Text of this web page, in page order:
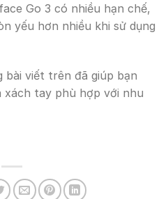
Go 3 có nhiều hạn chế,
yếu hơn nhiều khi sử dụng
bài viết trên đã giúp bạn
tay phù hợp với nhu